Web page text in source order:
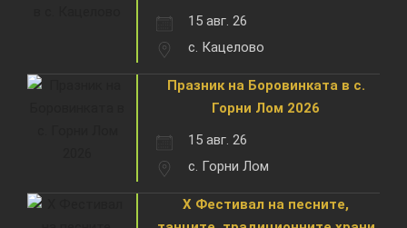
15 авг. 26
с. Кацелово
Празник на Боровинката в с.
Горни Лом 2026
15 авг. 26
с. Горни Лом
X Фестивал на песните,